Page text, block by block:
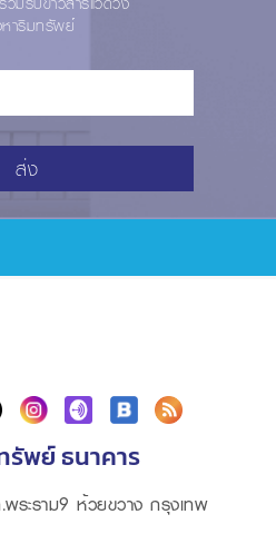
าริมทรัพย์
ส่ง
พย์ ธนาคาร
ะราม9 ห้วยขวาง กรุงเทพ